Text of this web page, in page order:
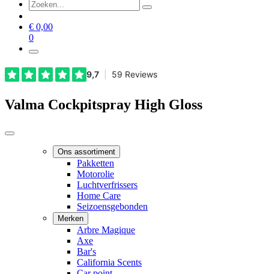
€ 0,00
0
Valma Cockpitspray High Gloss
Ons assortiment
Pakketten
Motorolie
Luchtverfrissers
Home Care
Seizoensgebonden
Merken
Arbre Magique
Axe
Bar's
California Scents